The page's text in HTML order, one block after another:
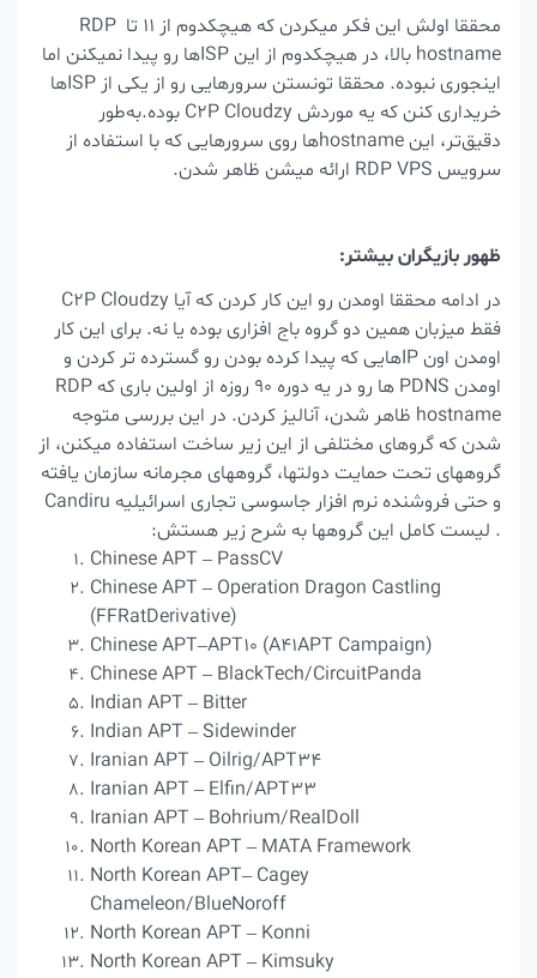
محققا اولش این فکر میکردن که هیچکدوم از 11 تا RDP
hostname بالا، در هیچکدوم از این ISPها رو پیدا نمیکنن اما
اینجوری نبوده. محققا تونستن سرورهایی رو از یکی از ISPها
خریداری کنن که یه موردش C2P Cloudzy بوده.
به‌طور
دقیق‌تر، این hostnameها روی سرورهایی که با استفاده از
سرویس RDP VPS ارائه میشن ظاهر شدن.
ظهور بازیگران بیشتر:
در ادامه محققا اومدن رو این کار کردن که آیا C2P Cloudzy
فقط میزبان همین دو گروه باج افزاری بوده یا نه. برای این کار
اومدن اون IPهایی که پیدا کرده بودن رو گسترده تر کردن و
اومدن PDNS ها رو در یه دوره 90 روزه از اولین باری که RDP
hostname ظاهر شدن، آنالیز کردن. در این بررسی متوجه
شدن که گروهای مختلفی از این زیر ساخت استفاده میکنن، از
گروههای تحت حمایت دولتها، گروههای مجرمانه سازمان یافته
و حتی فروشنده نرم افزار جاسوسی تجاری اسرائیلیه Candiru
. لیست کامل این گروهها به شرح زیر هستش:
Chinese APT – PassCV
Chinese APT – Operation Dragon Castling
(FFRatDerivative)
Chinese APT–APT10 (A41APT Campaign)
Chinese APT – BlackTech/CircuitPanda
Indian APT – Bitter
Indian APT – Sidewinder
Iranian APT – Oilrig/APT34
Iranian APT – Elfin/APT33
Iranian APT – Bohrium/RealDoll
North Korean APT – MATA Framework
North Korean APT– Cagey
Chameleon/BlueNoroff
North Korean APT – Konni
North Korean APT – Kimsuky